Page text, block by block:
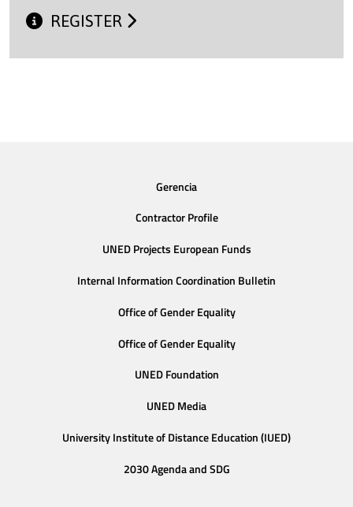
REGISTER
Gerencia
Contractor Profile
UNED Projects European Funds
Internal Information Coordination Bulletin
Office of Gender Equality
Office of Gender Equality
UNED Foundation
UNED Media
University Institute of Distance Education (IUED)
2030 Agenda and SDG